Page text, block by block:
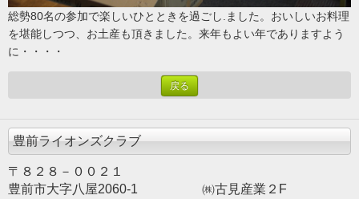
総勢80名の参加で楽しいひとときを過ごし.ました。おいしいお料理
を堪能しつつ、お土産も頂きました。来年もよい年でありますよう
に・・・・
戻る
豊前ライオンズクラブ
〒８２８－００２１
豊前市大字八屋2060-1 ㈱古見産業２F